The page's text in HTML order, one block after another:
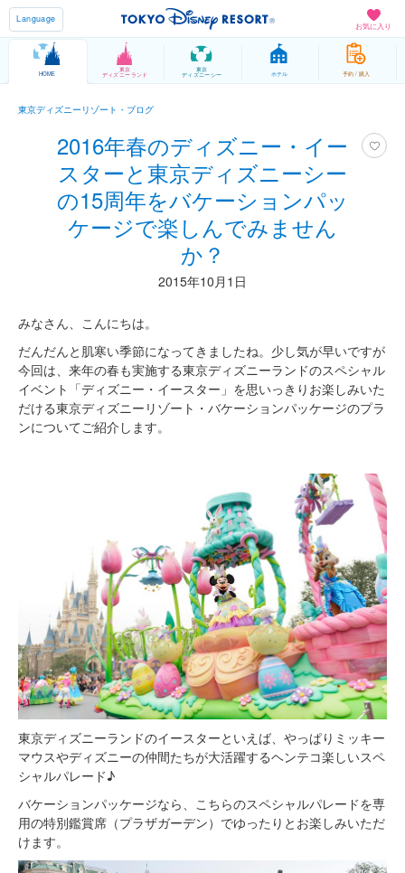
お気に入り
Language
HOME
東京
ディズニーランド
東京
ディズニーシー ホテル 予約 / 購入
東京ディズニーリゾート・ブログ
2016年春のディズニー・イー
スターと東京ディズニーシー
の15周年をバケーションパッ
ケージで楽しんでみません
か？
2015年10月1日
みなさん、こんにちは。
だんだんと肌寒い季節になってきましたね。少し気が早いですが
今回は、来年の春も実施する東京ディズニーランドのスペシャル
イベント「ディズニー・イースター」を思いっきりお楽しみいた
だける東京ディズニーリゾート・バケーションパッケージのプラ
ンについてご紹介します。
東京ディズニーランドのイースターといえば、やっぱりミッキー
マウスやディズニーの仲間たちが大活躍するヘンテコ楽しいスペ
シャルパレード♪
バケーションパッケージなら、こちらのスペシャルパレードを専
用の特別鑑賞席（プラザガーデン）でゆったりとお楽しみいただ
けます。